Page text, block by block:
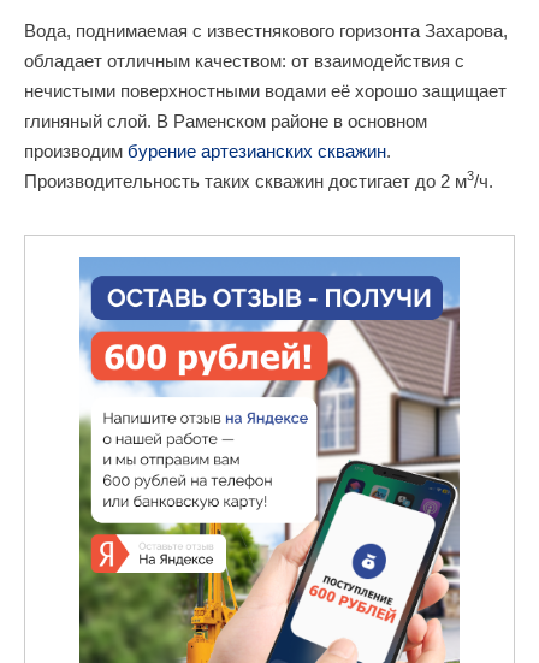
Вода, поднимаемая с известнякового горизонта Захарова,
обладает отличным качеством: от взаимодействия с
нечистыми поверхностными водами её хорошо защищает
глиняный слой. В Раменском районе в основном
производим бурение артезианских скважин.
Производительность таких скважин достигает до 2 м3/ч.